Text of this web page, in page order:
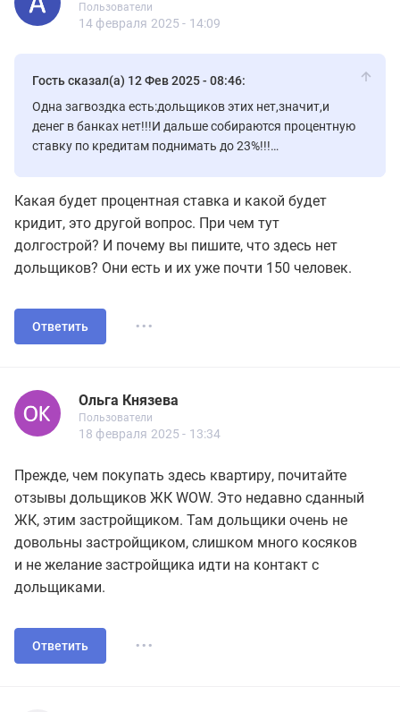
Пользователи
30 сообщений
14 февраля 2025 - 14:09
Гость сказал(а) 12 Фев 2025 - 08:46:
Одна загвоздка есть:дольщиков этих нет,значит,и
денег в банках нет!!!И дальше собираются процентную
ставку по кредитам поднимать до 23%!!!
Какая будет процентная ставка и какой будет
кридит, это другой вопрос. При чем тут
долгострой? И почему вы пишите, что здесь нет
дольщиков? Они есть и их уже почти 150 человек.
Ответить ...
Ольга Князева
Ольга Князева
Пользователи
Новичок
Пользователи
1 сообщений
18 февраля 2025 - 13:34
Прежде, чем покупать здесь квартиру, почитайте
отзывы дольщиков ЖК WOW. Это недавно сданный
ЖК, этим застройщиком. Там дольщики очень не
довольны застройщиком, слишком много косяков
и не желание застройщика идти на контакт с
дольщиками.
Ответить ...